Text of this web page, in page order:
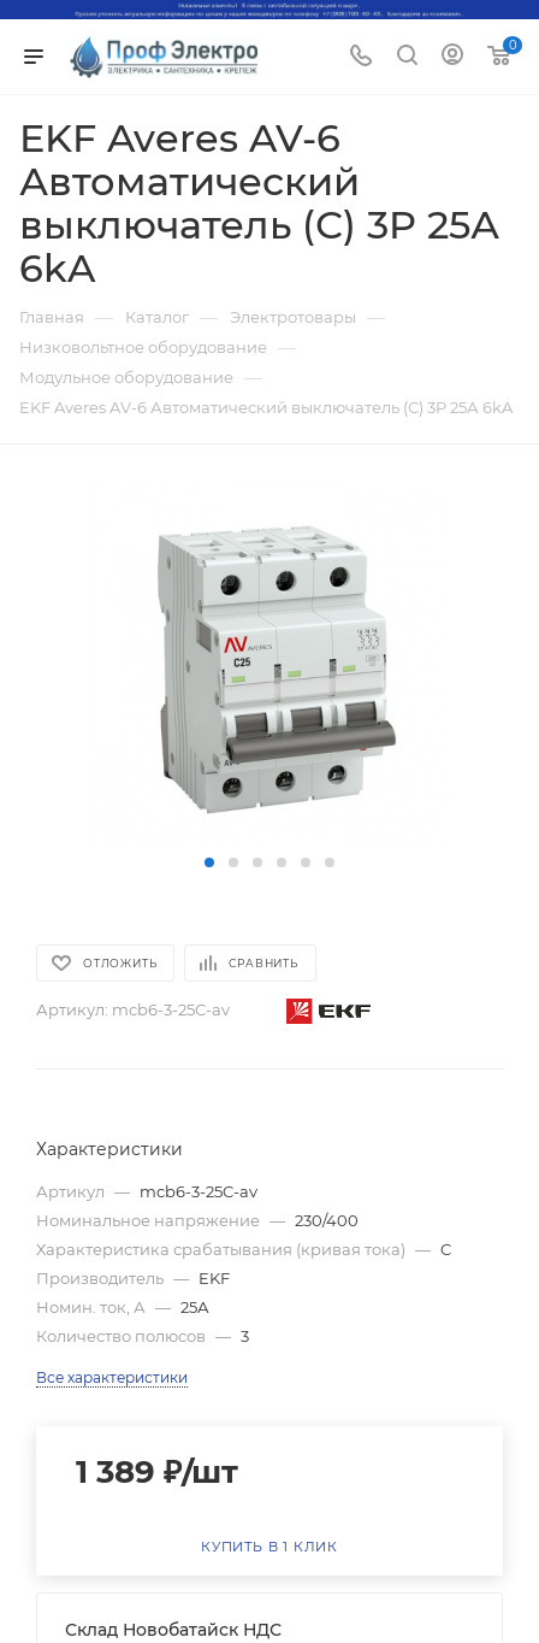
0
EKF Averes AV-6
Автоматический
выключатель (С) 3P 25А
6kA
Главная — Каталог — Электротовары —
Низковольтное оборудование —
Модульное оборудование —
EKF Averes AV-6 Автоматический выключатель (С) 3P 25А 6kA
ОТЛОЖИТЬ СРАВНИТЬ
Артикул: mcb6-3-25C-av
Характеристики
Артикул — mcb6-3-25C-av
Номинальное напряжение — 230/400
Характеристика срабатывания (кривая тока) — C
Производитель — EKF
Номин. ток, А — 25А
Количество полюсов — 3
Все характеристики
1 389 ₽/шт
КУПИТЬ В 1 КЛИК
Склад Новобатайск НДС